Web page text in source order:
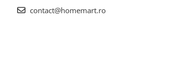
contact@homemart.ro